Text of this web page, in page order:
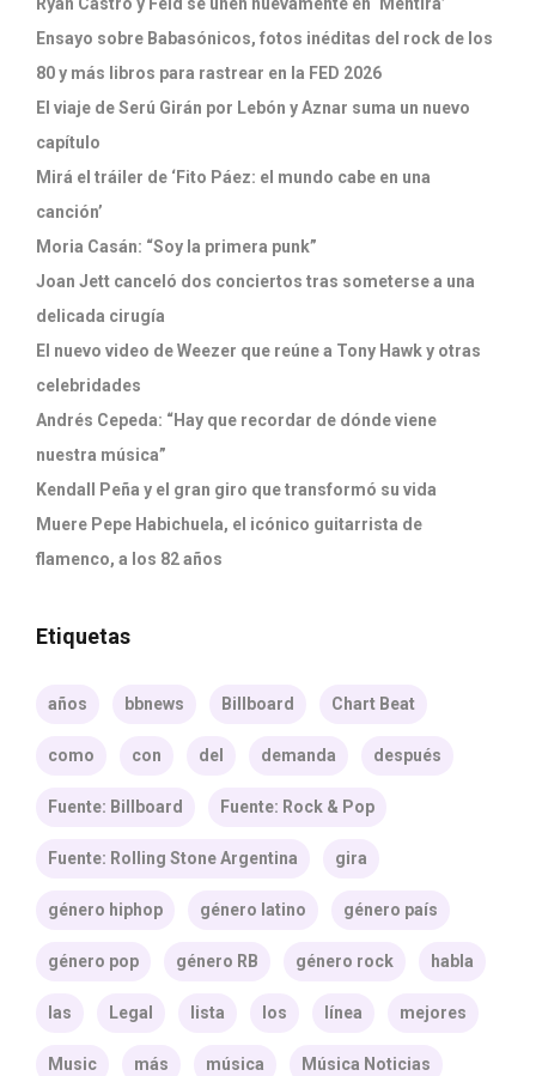
Ryan Castro y Feid se unen nuevamente en ‘Mentira’
Ensayo sobre Babasónicos, fotos inéditas del rock de los
80 y más libros para rastrear en la FED 2026
El viaje de Serú Girán por Lebón y Aznar suma un nuevo
capítulo
Mirá el tráiler de ‘Fito Páez: el mundo cabe en una
canción’
Moria Casán: “Soy la primera punk”
Joan Jett canceló dos conciertos tras someterse a una
delicada cirugía
El nuevo video de Weezer que reúne a Tony Hawk y otras
celebridades
Andrés Cepeda: “Hay que recordar de dónde viene
nuestra música”
Kendall Peña y el gran giro que transformó su vida
Muere Pepe Habichuela, el icónico guitarrista de
flamenco, a los 82 años
Etiquetas
años bbnews Billboard Chart Beat
como con del demanda después
Fuente: Billboard Fuente: Rock & Pop
Fuente: Rolling Stone Argentina gira
género hiphop género latino género país
género pop género RB género rock habla
las Legal lista los línea mejores
Music más música Música Noticias